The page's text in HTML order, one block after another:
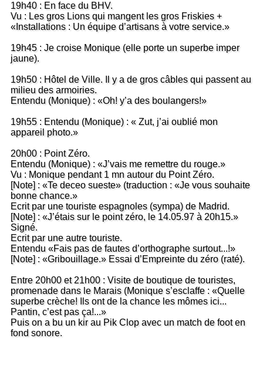
19h40 : En face du BHV.
Vu : Les gros Lions qui mangent les gros Friskies +
«Installations : Un équipe d’artisans à votre service.»
19h45 : Je croise Monique (elle porte un superbe imper
jaune).
19h50 : Hôtel de Ville. Il y a de gros câbles qui passent au
milieu des armoiries.
Entendu (Monique) : «Oh! y’a des boulangers!»
19h55 : Entendu (Monique) : « Zut, j’ai oublié mon
appareil photo.»
20h00 : Point Zéro.
Entendu (Monique) : «J’vais me remettre du rouge.»
Vu : Monique pendant 1 mn autour du Point Zéro.
[Note] : «Te deceo sueste» (traduction : «Je vous souhaite
bonne chance.»
Ecrit par une touriste espagnoles (sympa) de Madrid.
[Note] : «J’étais sur le point zéro, le 14.05.97 à 20h15.»
Signé.
Ecrit par une autre touriste.
Entendu «Fais pas de fautes d’orthographe surtout...!»
[Note] : «Gribouillage.» Essai d’Empreinte du zéro (raté).
Entre 20h00 et 21h00 : Visite de boutique de touristes,
promenade dans le Marais (Monique s’esclaffe : «Quelle
superbe crèche! Ils ont de la chance les mômes ici...
Pantin, c’est pas ça!...»
Puis on a bu un kir au Pik Clop avec un match de foot en
fond sonore.